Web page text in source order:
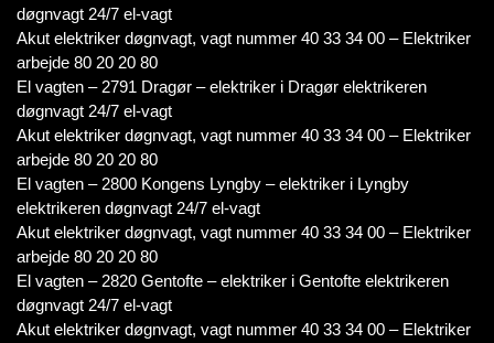
døgnvagt 24/7 el-vagt
Akut elektriker døgnvagt, vagt nummer 40 33 34 00 – Elektriker
arbejde 80 20 20 80
El vagten – 2791 Dragør – elektriker i Dragør elektrikeren
døgnvagt 24/7 el-vagt
Akut elektriker døgnvagt, vagt nummer 40 33 34 00 – Elektriker
arbejde 80 20 20 80
El vagten – 2800 Kongens Lyngby – elektriker i Lyngby
elektrikeren døgnvagt 24/7 el-vagt
Akut elektriker døgnvagt, vagt nummer 40 33 34 00 – Elektriker
arbejde 80 20 20 80
El vagten – 2820 Gentofte – elektriker i Gentofte elektrikeren
døgnvagt 24/7 el-vagt
Akut elektriker døgnvagt, vagt nummer 40 33 34 00 – Elektriker